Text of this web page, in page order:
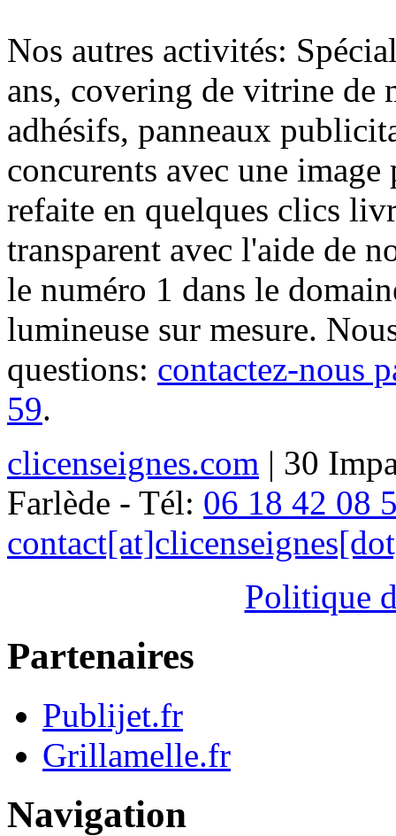
Nos autres activités:
ans, covering de vitrine de
adhésifs, panneaux
concurents avec une
refaite en quelques clics
transparent avec l'aide de
le numéro 1 dans le
lumineuse sur mesure.
questions: contactez-nous
59.
clicenseignes.com | 30
Farlède - Tél: 06 18 42 08
Politique
Partenaires
Publijet.fr
Grillamelle.fr
Navigation